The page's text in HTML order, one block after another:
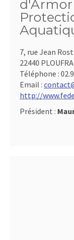
d'Armor
7, rue Jean
22440
Téléphone :
Email :
http://
Président :